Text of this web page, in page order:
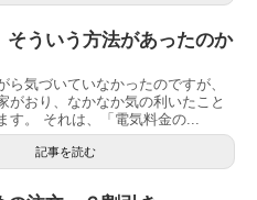
そういう方法があったのか
ら気づいていなかったのですが、
がおり、なかなか気の利いたこと
す。 それは、「電気料金の...
記事を読む